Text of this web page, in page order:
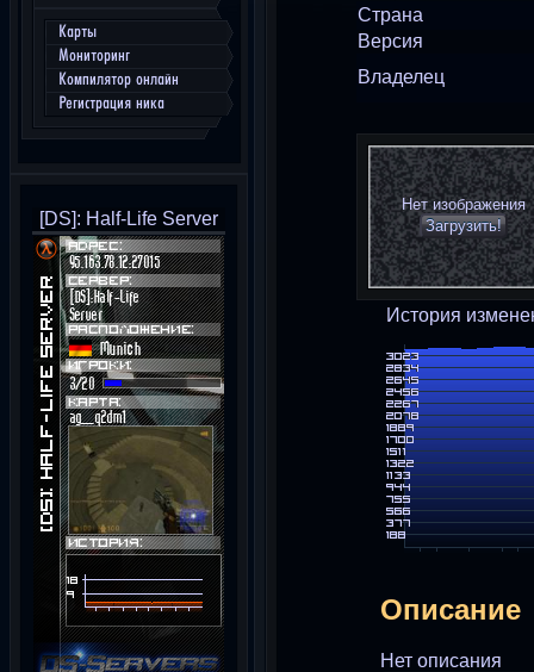
Карты
Мониторинг
Компилятор онлайн
Регистрация ника
[DS]: Half-Life Server
Страна
Версия
Владелец
Нет изображения
Загрузить!
История
Описание
Нет описания